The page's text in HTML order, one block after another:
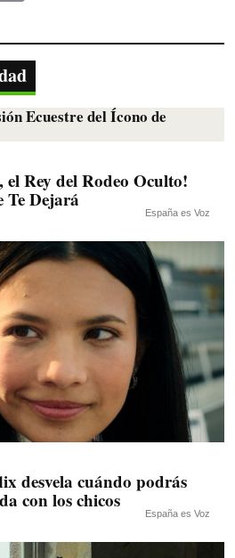
y
Li
nk
Rey del Rodeo Oculto!
Te Dejará
España es Voz
desvela cuándo podrás
con los chicos
España es Voz